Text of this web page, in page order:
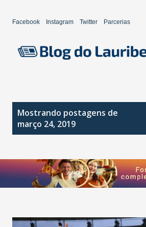
Facebook Instagram Twitter Parcerias
a
g
e
Mostrando postagens de
março 24, 2019